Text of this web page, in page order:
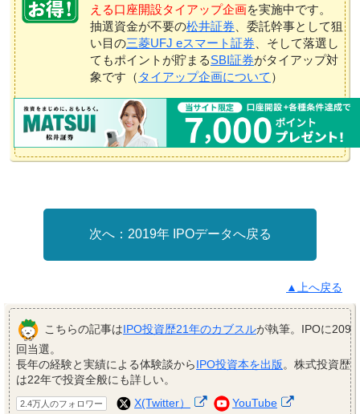
える口座開設タイアップ企画を実施中です。
抽選資金が不要の松井証券 、委託幹事として狙
い目の三菱UFJ eスマート証券 、そして落選し
てもポイントが貯まるSBI証券がタイアップ対
象です（ タイアップ企画について ）
2019年 IPOデータへ戻る
▲上へ戻る
こちらの記事はIPO投資歴21年のカブスルが執筆。IPOに209
回当選。
長年の経験と実績による体験談からIPO投資本を出版。株式投資歴
は22年で投資全般にも詳しい。
2.4万人のフォロワー X(Twitter） YouTube